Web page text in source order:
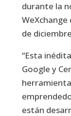
durante la
de
“Esta
Google y
están